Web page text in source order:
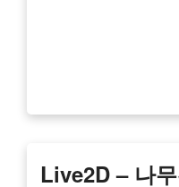
Live2D – 나